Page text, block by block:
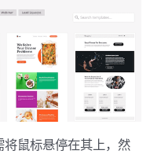
鼠标悬停在其上，然